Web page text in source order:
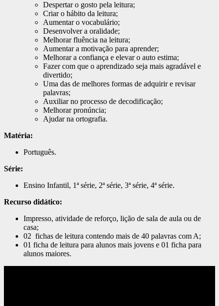
Despertar o gosto pela leitura;
Criar o hábito da leitura;
Aumentar o vocabulário;
Desenvolver a oralidade;
Melhorar fluência na leitura;
Aumentar a motivação para aprender;
Melhorar a confiança e elevar o auto estima;
Fazer com que o aprendizado seja mais agradável e
divertido;
Uma das de melhores formas de adquirir e revisar
palavras;
Auxiliar no processo de decodificação;
Melhorar pronúncia;
Ajudar na ortografia.
Matéria:
Português.
Série:
Ensino Infantil, 1ª série, 2ª série, 3ª série, 4ª série.
Recurso didático:
Impresso, atividade de reforço, lição de sala de aula ou de
casa;
02 fichas de leitura contendo mais de 40 palavras com A;
01 ficha de leitura para alunos mais jovens e 01 ficha para
alunos maiores.